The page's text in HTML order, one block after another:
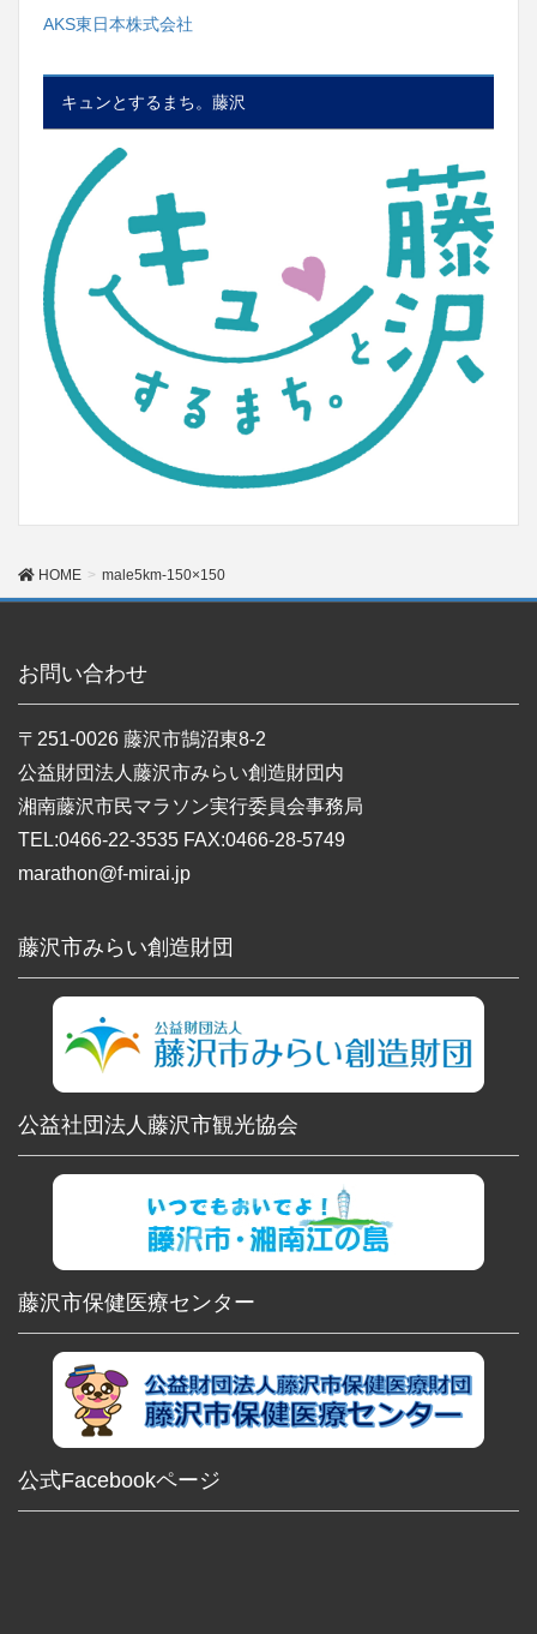
AKS東日本株式会社
キュンとするまち。藤沢
HOME male5km-150×150
お問い合わせ
〒251-0026 藤沢市鵠沼東8-2
公益財団法人藤沢市みらい創造財団内
湘南藤沢市民マラソン実行委員会事務局
TEL:0466-22-3535 FAX:0466-28-5749
marathon@f-mirai.jp
藤沢市みらい創造財団
公益社団法人藤沢市観光協会
藤沢市保健医療センター
公式Facebookページ